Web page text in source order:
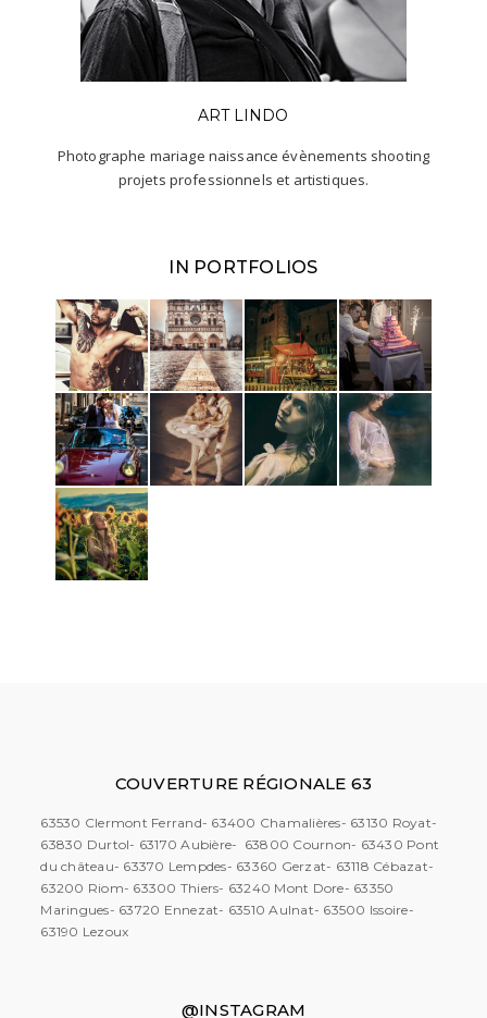
ART LINDO
Photographe mariage naissance évènements shooting
projets professionnels et artistiques.
IN PORTFOLIOS
COUVERTURE RÉGIONALE 63
63530 Clermont Ferrand- 63400 Chamalières- 63130 Royat-
63830 Durtol- 63170 Aubière- 63800 Cournon- 63430 Pont
du château- 63370 Lempdes- 63360 Gerzat- 63118 Cébazat-
63200 Riom- 63300 Thiers- 63240 Mont Dore- 63350
Maringues- 63720 Ennezat- 63510 Aulnat- 63500 Issoire-
63190 Lezoux
@INSTAGRAM